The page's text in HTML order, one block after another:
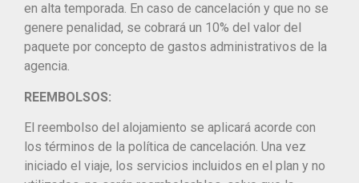
en alta temporada. En caso de cancelación y que no se
genere penalidad, se cobrará un 10% del valor del
paquete por concepto de gastos administrativos de la
agencia.
REEMBOLSOS:
El reembolso del alojamiento se aplicará acorde con
los términos de la política de cancelación. Una vez
iniciado el viaje, los servicios incluidos en el plan y no